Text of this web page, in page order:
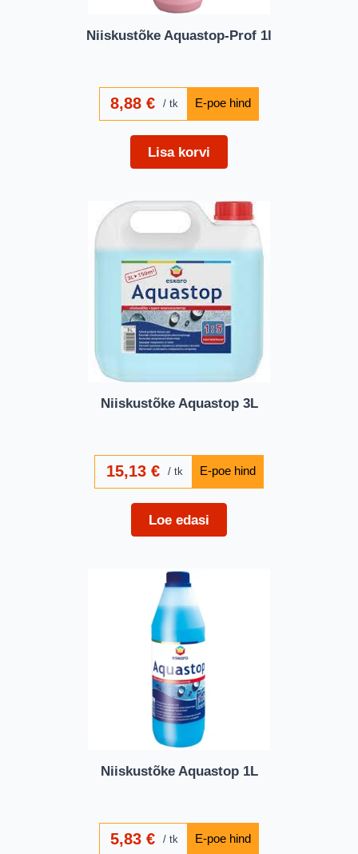
Niiskustõke Aquastop-Prof 1l
8,88€ tk
Lisa korvi
Niiskustõke Aquastop 3L
15,13 € tk
Loe edasi
Niiskustõke Aquastop 1L
5,83€ tk